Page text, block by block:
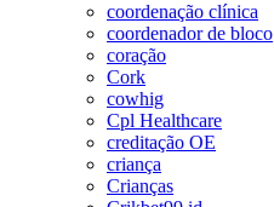
coordenação clínica
coordenador de bloco
coração
Cork
cowhig
Cpl Healthcare
creditação OE
criança
Crianças